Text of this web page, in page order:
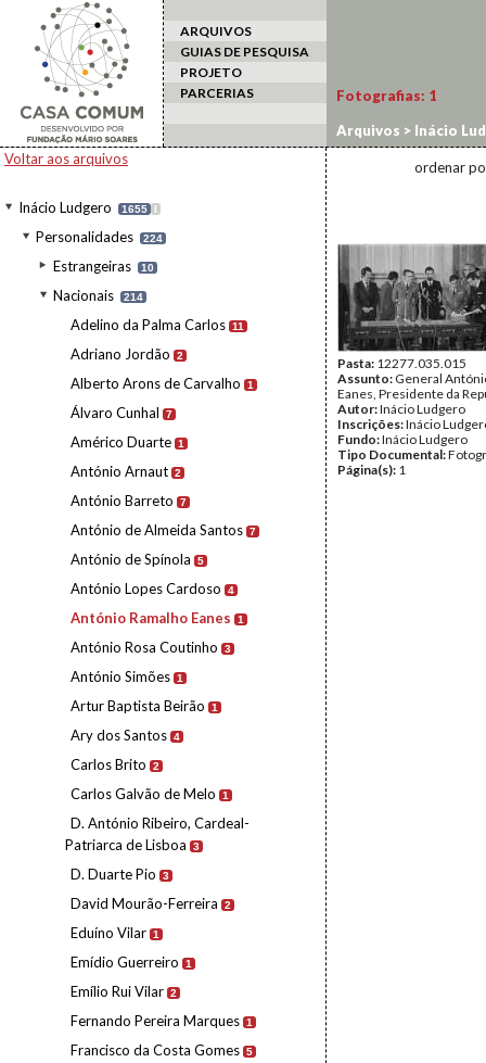
ARQUIVOS
GUIAS DE PESQUISA
PROJETO
PARCERIAS
Voltar aos arquivos
Inácio Ludgero 1655 I
Personalidades 224
Estrangeiras 10
Nacionais 214
Adelino da Palma Carlos 11
Adriano Jordão 2
Alberto Arons de Carvalho 1
Álvaro Cunhal 7
Américo Duarte 1
António Arnaut 2
António Barreto 7
António de Almeida Santos 7
António de Spínola 5
António Lopes Cardoso 4
António Ramalho Eanes 1
António Rosa Coutinho 3
António Simões 1
Artur Baptista Beirão 1
Ary dos Santos 4
Carlos Brito 2
Carlos Galvão de Melo 1
D. António Ribeiro, Cardeal-
Patriarca de Lisboa
3
D. Duarte Pio 3
David Mourão-Ferreira 2
Eduíno Vilar 1
Emídio Guerreiro 1
Emílio Rui Vilar 2
Fernando Pereira Marques 1
Francisco da Costa Gomes 5
Fotografias: 1
Arquivos > Inácio
ordenar
Pasta: 12277.035.015
Assunto: General
Eanes, Presidente da
Autor:Inácio Ludgero
Inscrições:Inácio
Fundo:Inácio Ludgero
Tipo Documental:
Página(s): 1